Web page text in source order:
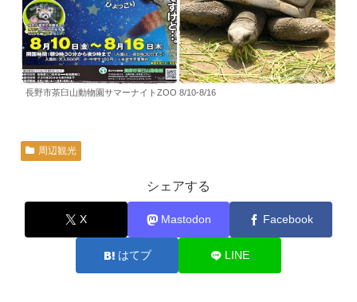
長野市茶臼山動物園サマーナイトZOO 8/10-8/16
周辺観光
シェアする
X Mastodon Facebook
はてブ LINE